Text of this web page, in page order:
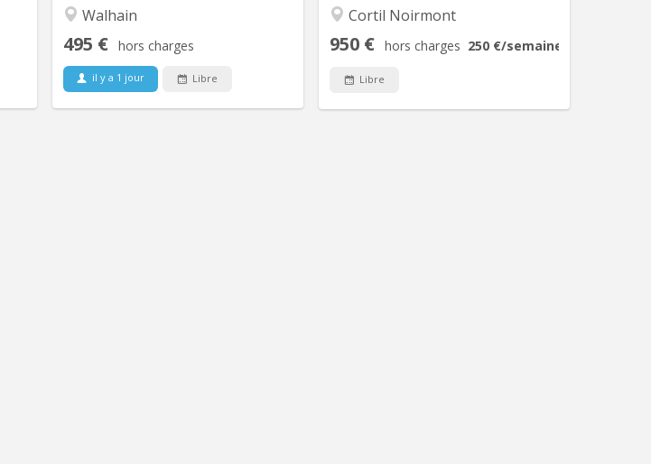
Walhain
495 € hors charges
il y a 1 jour Libre
Cortil Noirmont
950 € hors charges 250 €/semaine
Libre